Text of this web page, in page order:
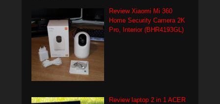
Review Xiaomi Mi 360
Home Security Camera 2K
Pro, Interior (BHR4193GL)
Review laptop 2 in 1 ACER